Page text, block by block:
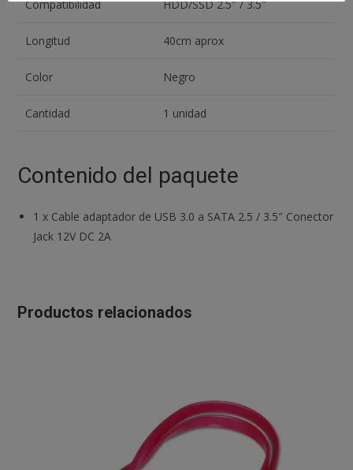
Compatibilidad HDD/SSD 2.5″ / 3.5″
Longitud 40cm aprox
Color Negro
Cantidad 1 unidad
Contenido del paquete
1 x Cable adaptador de USB 3.0 a SATA 2.5 / 3.5″ Conector
Jack 12V DC 2A
Productos relacionados